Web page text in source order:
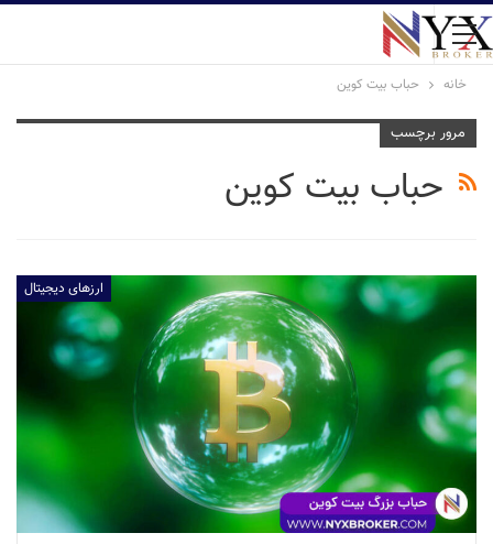
خانه حباب بیت کوین
مرور برچسب
حباب بیت کوین
ارزهای دیجیتال